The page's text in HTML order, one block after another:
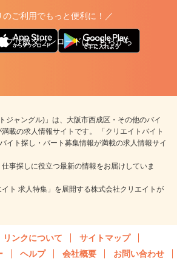
のご利用でもっと便利に！／
プリ版ダウンロードはこちらから
ジャングル)」は、大阪市西成区・その他のバイ
載の求人情報サイトです。 「クリエイトバイト
イト探し・パート募集情報が満載の求人情報サイ
事探しに役立つ最新の情報をお届けしていま
ト 求人特集」を展開する株式会社クリエイトが
リンクについて
サイトマップ
ヘルプ 会社概要 お問い合わせ